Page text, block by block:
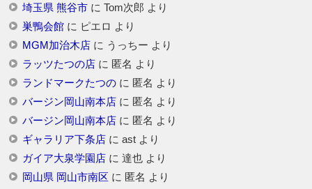
埼玉県 熊谷市に Tom次郎 より
巣鴨会館に ピエロ より
MGM加治木店に うっちー より
ラッツたつの店に 匿名 より
ランドマークたつのに 匿名 より
バージン岡山南本店に 匿名 より
バージン岡山南本店に 匿名 より
ギャラリア下条店に astより
ガイア大泉学園店に 達也より
岡山県 岡山市南区 に 匿名 より